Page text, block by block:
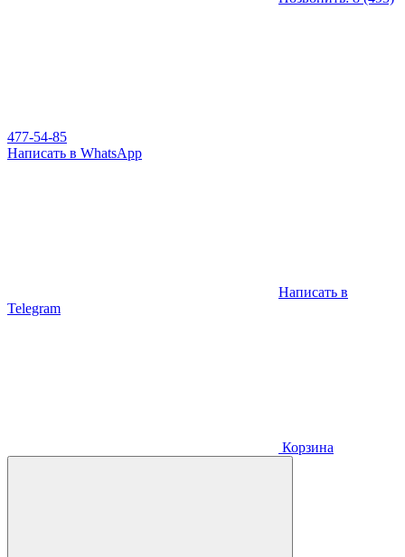
477-54-85
Написать в WhatsApp
Написать в
Telegram
Корзина